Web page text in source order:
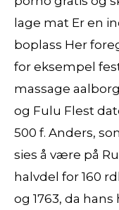
lage mat Er en
boplass Her
for eksempel
massage
og Fulu Flest
500 f. Anders,
sies å være på
halvdel for 160
og 1763, da